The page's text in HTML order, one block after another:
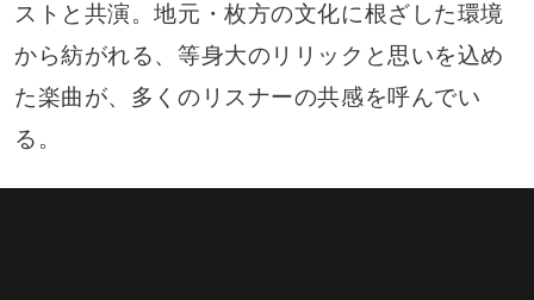
ストと共演。地元・枚方の文化に根ざした環境
から紡がれる、等身大のリリックと思いを込め
た楽曲が、多くのリスナーの共感を呼んでい
る。